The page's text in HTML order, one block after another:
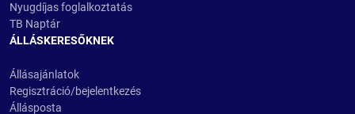
Nyugdíjas foglalkoztatás
TB Naptár
ÁLLÁSKERESŐKNEK
Állásajánlatok
Regisztráció/bejelentkezés
Állásposta